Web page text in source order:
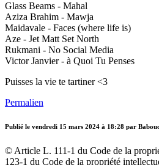
Glass Beams - Mahal
Aziza Brahim - Mawja
Maidavale - Faces (where life is)
Aze - Jet Matt Set North
Rukmani - No Social Media
Victor Janvier - à Quoi Tu Penses
Puisses la vie te tartiner <3
Permalien
Publié le vendredi 15 mars 2024 à 18:28 par
© Article L. 111-1 du Code de la
123-1 du Code de la propriété